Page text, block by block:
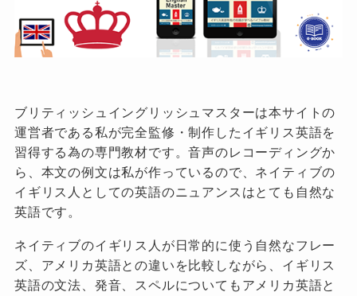
ブリティッシュイングリッシュマスターは本サイトの
運営者である私が完全監修・制作したイギリス英語を
習得する為の専門教材です。音声のレコーディングか
ら、本文の例文は私が作っているので、ネイティブの
イギリス人としての英語のニュアンスはとても自然な
英語です。
ネイティブのイギリス人が日常的に使う自然なフレー
ズ、アメリカ英語との違いを比較しながら、イギリス
英語の文法、発音、スペルについてもアメリカ英語と